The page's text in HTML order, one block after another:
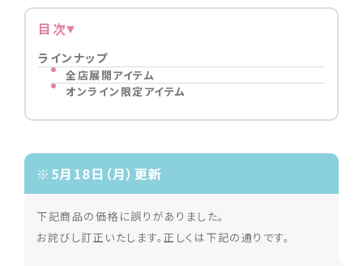
目次
ラインナップ
全店展開アイテム
オンライン限定アイテム
※5月18日（月）更新
下記商品の価格に誤りがありました。
お詫びし訂正いたします。正しくは下記の通りです。